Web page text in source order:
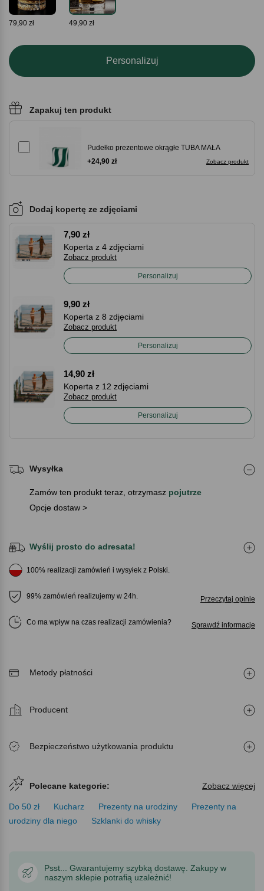
79,90 zł 49,90 zł
Personalizuj
Zapakuj ten produkt
Pudełko prezentowe okrągłe TUBA MAŁA
Zobacz produkt
+24,90 zł
Dodaj kopertę ze zdjęciami
7,90 zł
Koperta z 4 zdjęciami
Zobacz produkt
Personalizuj
9,90 zł
Koperta z 8 zdjęciami
Zobacz produkt
Personalizuj
14,90 zł
Koperta z 12 zdjęciami
Zobacz produkt
Personalizuj
Wysyłka
Zamów ten produkt teraz, otrzymasz pojutrze
Opcje dostaw >
Wyślij prosto do adresata!
100% realizacji zamówień i wysyłek z Polski.
99% zamówień realizujemy w 24h. Przeczytaj opinie
Co ma wpływ na czas realizacji zamówienia Sprawdź informacje
Metody płatności
Producent
Bezpieczeństwo użytkowania produktu
Polecane kategorie: Zobacz więcej
Do 50 zł Kucharz Prezenty na urodziny
Prezenty na
urodziny dla niego
Szklanki do whisky
Psst... Gwarantujemy szybką dostawę. Zakupy w
naszym sklepie potrafią uzależnić!